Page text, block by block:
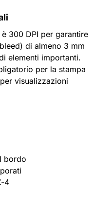
300 DPI per garantire
di almeno 3 mm
elementi importanti.
per la stampa
visualizzazioni
bordo
4